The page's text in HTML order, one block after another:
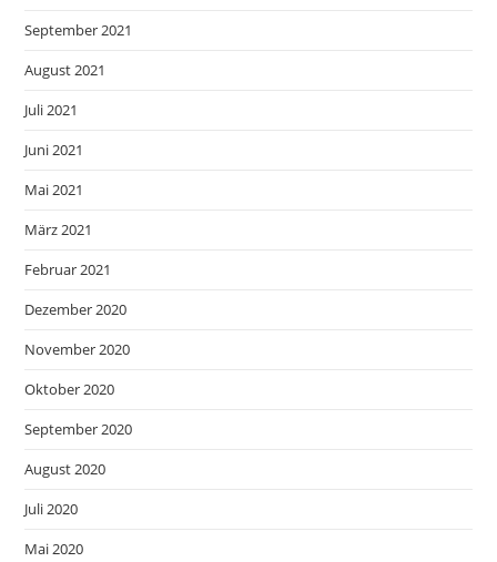
September 2021
August 2021
Juli 2021
Juni 2021
Mai 2021
März 2021
Februar 2021
Dezember 2020
November 2020
Oktober 2020
September 2020
August 2020
Juli 2020
Mai 2020